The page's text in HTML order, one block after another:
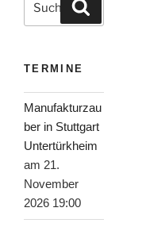
nach:
TERMINE
Manufakturzau
ber in Stuttgart
Untertürkheim
am 21.
November
2026 19:00